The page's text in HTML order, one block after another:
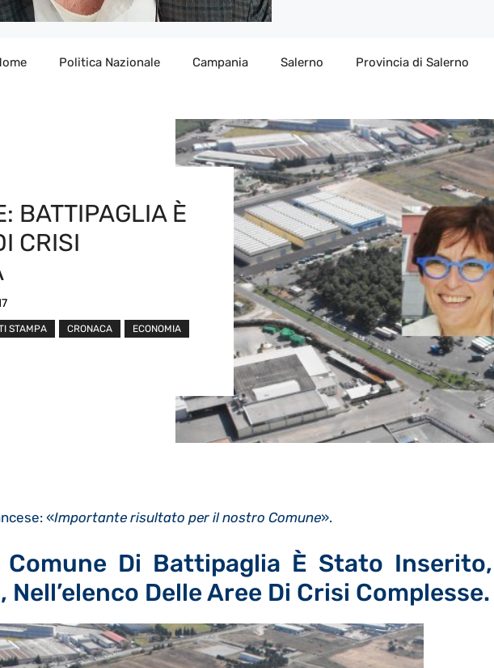
Politica Nazionale Campania Salerno Provincia di Salerno
BATTIPAGLIA È
CRISI
STAMPA CRONACA
ECONOMIA
«Importante risultato per il nostro Comune».
Comune Di Battipaglia È Stato Inserito,
Delle Aree Di Crisi Complesse.